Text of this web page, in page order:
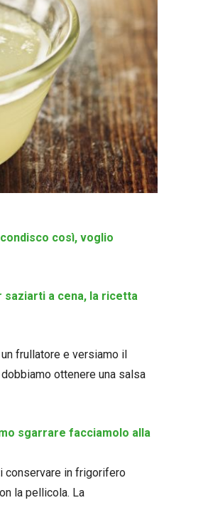
così, voglio
a cena, la ricetta
frullatore e versiamo il
ottenere una salsa
sgarrare facciamolo alla
conservare in frigorifero
la pellicola. La